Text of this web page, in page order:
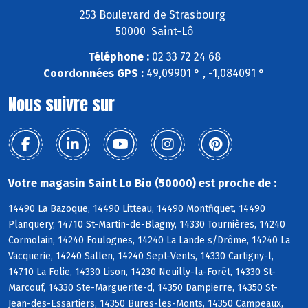
253 Boulevard de Strasbourg
50000 Saint-Lô
Téléphone :02 33 72 24 68
Coordonnées GPS : 49,09901 ° , -1,084091 °
Nous suivre sur
Votre magasin Saint Lo Bio (50000) est proche de :
14490 La Bazoque, 14490 Litteau, 14490 Montfiquet, 14490
Planquery, 14710 St-Martin-de-Blagny, 14330 Tournières, 14240
Cormolain, 14240 Foulognes, 14240 La Lande s/Drôme, 14240 La
Vacquerie, 14240 Sallen, 14240 Sept-Vents, 14330 Cartigny-l,
14710 La Folie, 14330 Lison, 14230 Neuilly-la-Forêt, 14330 St-
Marcouf, 14330 Ste-Marguerite-d, 14350 Dampierre, 14350 St-
Jean-des-Essartiers, 14350 Bures-les-Monts, 14350 Campeaux,